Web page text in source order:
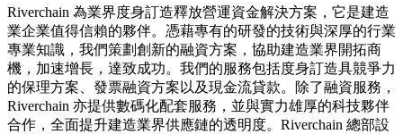
Riverchain 為業界度身訂造釋放營運資金解決方案，它是建造
業企業值得信賴的夥伴。憑藉專有的研發的技術與深厚的行業
專業知識，我們策劃創新的融資方案，協助建造業界開拓商
機，加速增長，達致成功。我們的服務包括度身訂造具競爭力
的保理方案、發票融資方案以及現金流貸款。除了融資服務，
Riverchain 亦提供數碼化配套服務，並與實力雄厚的科技夥伴
合作，全面提升建造業界供應鏈的透明度。Riverchain 總部設